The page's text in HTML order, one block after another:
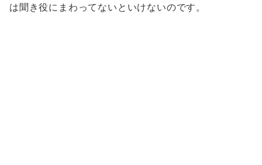
は聞き役にまわってないといけないのです。